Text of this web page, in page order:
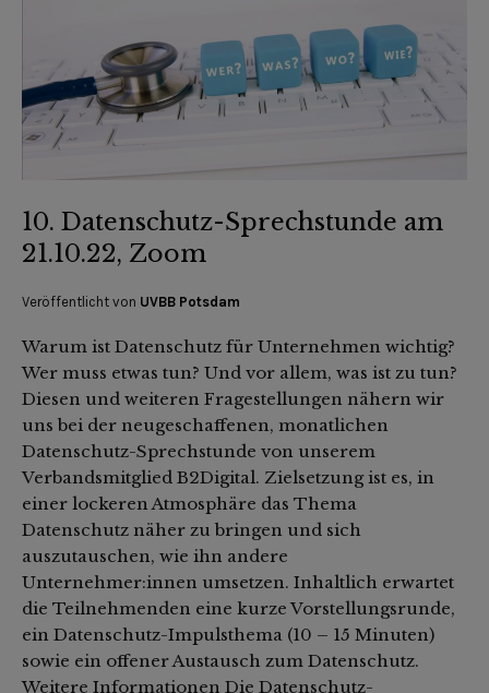
10. Datenschutz-Sprechstunde am
21.10.22, Zoom
Veröffentlicht von UVBB Potsdam
Warum ist Datenschutz für Unternehmen wichtig?
Wer muss etwas tun? Und vor allem, was ist zu tun?
Diesen und weiteren Fragestellungen nähern wir
uns bei der neugeschaffenen, monatlichen
Datenschutz-Sprechstunde von unserem
Verbandsmitglied B2Digital. Zielsetzung ist es, in
einer lockeren Atmosphäre das Thema
Datenschutz näher zu bringen und sich
auszutauschen, wie ihn andere
Unternehmer:innen umsetzen. Inhaltlich erwartet
die Teilnehmenden eine kurze Vorstellungsrunde,
ein Datenschutz-Impulsthema (10 – 15 Minuten)
sowie ein offener Austausch zum Datenschutz.
Weitere Informationen Die Datenschutz-